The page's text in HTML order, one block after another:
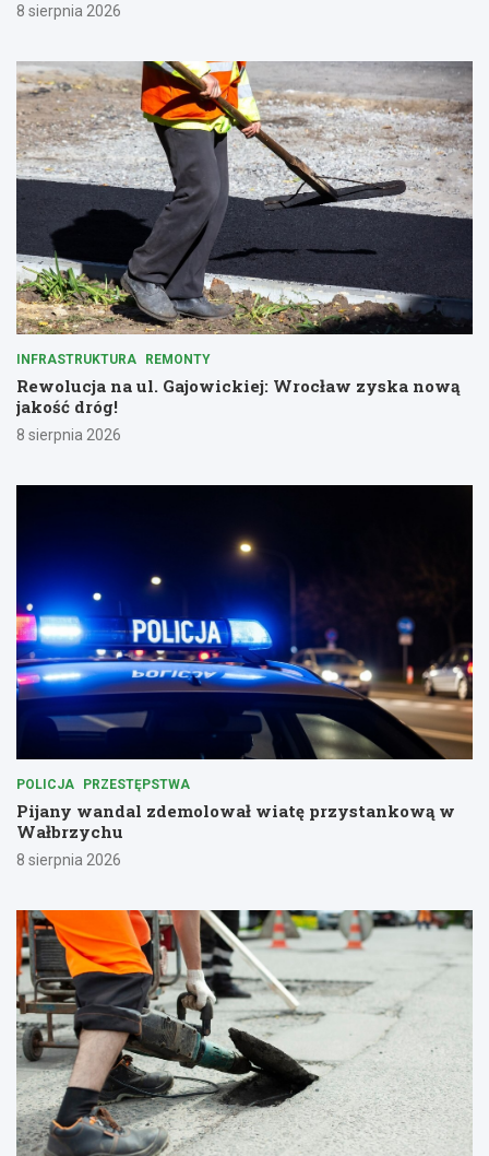
8 sierpnia 2026
INFRASTRUKTURA REMONTY
Rewolucja na ul. Gajowickiej: Wrocław zyska nową
jakość dróg!
8 sierpnia 2026
POLICJA PRZESTĘPSTWA
Pijany wandal zdemolował wiatę przystankową w
Wałbrzychu
8 sierpnia 2026